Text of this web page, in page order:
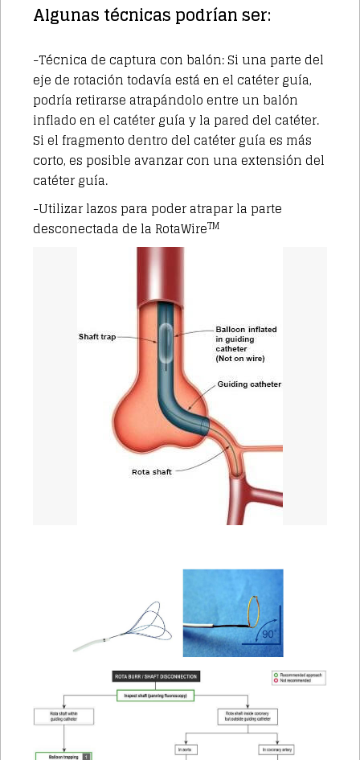
Algunas técnicas podrían ser:
-Técnica de captura con balón: Si una parte del
eje de rotación todavía está en el catéter guía,
podría retirarse atrapándolo entre un balón
inflado en el catéter guía y la pared del catéter.
Si el fragmento dentro del catéter guía es más
corto, es posible avanzar con una extensión del
catéter guía.
-Utilizar lazos para poder atrapar la parte
desconectada de la RotaWireTM